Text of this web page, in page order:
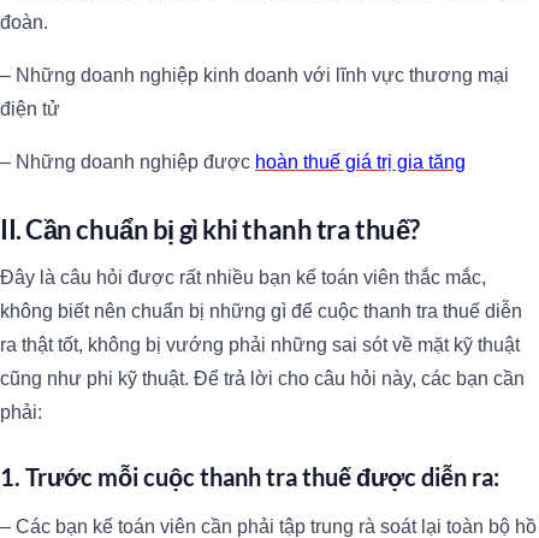
đoàn.
– Những doanh nghiệp kinh doanh với lĩnh vực thương mại
điện tử
– Những doanh nghiệp được hoàn thuế giá trị gia tăng
II. Cần chuẩn bị gì khi thanh tra thuế?
Đây là câu hỏi được rất nhiều bạn kế toán viên thắc mắc,
không biết nên chuẩn bị những gì để cuộc thanh tra thuế diễn
ra thật tốt, không bị vướng phải những sai sót về mặt kỹ thuật
cũng như phi kỹ thuật. Để trả lời cho câu hỏi này, các bạn cần
phải:
1. Trước mỗi cuộc thanh tra thuế được diễn ra:
– Các bạn kế toán viên cần phải tập trung rà soát lại toàn bộ hồ